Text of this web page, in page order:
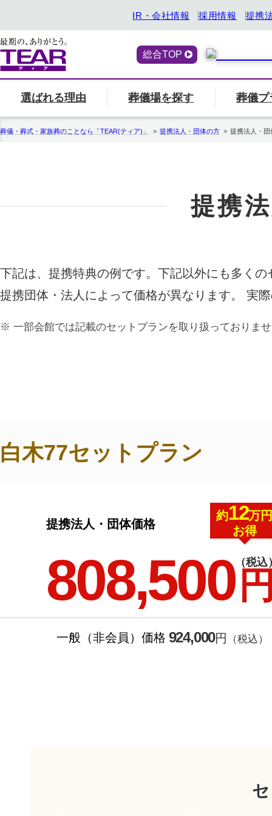
IR・会社情報 採用情報 提携
総合TOP
選ばれる理由
選ばれる理由一覧へ
エンバーミング
ご利用されたお客様の声
葬儀場を探す
エリア別の葬儀場
葬儀プ
「ティアの会」のご案内「ティアの
喪主・ご遺族の方
終活サービス『トー
葬儀・葬式・家族葬のことなら「TEAR(ティア)」 提携法人・団体の方 提携法人・
提携
下記は、提携特典の例です。下記以外にも多く
提携団体・法人によって価格が異なります。 実
一部会館では記載のセットプランを取り扱っておりま
白木77セットプラン
提携法人・団体価格
808,500 （税込
約12万円
お得
一般（非会員）価格 924,000円 （税込）